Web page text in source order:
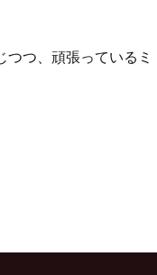
つ、頑張っているミ